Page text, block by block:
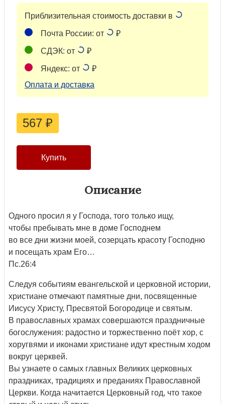
Приблизительная стоимость доставки в
Почта России: от ₽
СДЭК: от ₽
Яндекс: от
₽
Оплата и доставка
567 ₽
Описание
Одного просил я у Господа, того только ищу,
чтобы пребывать мне в доме Господнем
во все дни жизни моей, созерцать красоту Господню
и посещать храм Его…
Пс.26:4
Следуя событиям евангельской и церковной истории,
христиане отмечают памятные дни, посвященные
Иисусу Христу, Пресвятой Богородице и святым.
В православных храмах совершаются праздничные
богослужения: радостно и торжественно поёт хор, с
хоругвями и иконами христиане идут крестным ходом
вокруг церквей.
Вы узнаете о самых главных Великих церковных
праздниках, традициях и преданиях Православной
Церкви. Когда начитается Церковный год, что такое